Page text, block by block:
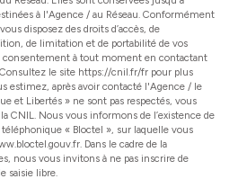
à l'Agence / au Réseau. Conformément
disposez des droits d’accès, de
de limitation et de portabilité de vos
consentement à tout moment en contactant
le site https://cnil.fr/fr pour plus
estimez, après avoir contacté l'Agence / le
et Libertés » ne sont pas respectés, vous
CNIL. Nous vous informons de l’existence de
« Bloctel », sur laquelle vous
. Dans le cadre de la
nous vous invitons à ne pas inscrire de
saisie libre.